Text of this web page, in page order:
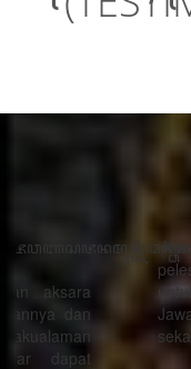
“Kemajuan
pelestarian
untuk
Jawa dan kearifan-
sekarang tidak